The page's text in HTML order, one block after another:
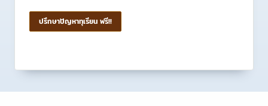
ปรึกษาปัญหาทุเรียน ฟรี!!